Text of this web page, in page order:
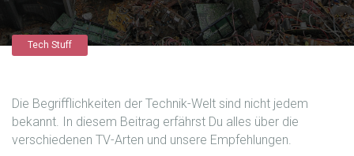
Tech Stuff
Die Begrifflichkeiten der Technik-Welt sind nicht jedem
bekannt. In diesem Beitrag erfährst Du alles über die
verschiedenen TV-Arten und unsere Empfehlungen.